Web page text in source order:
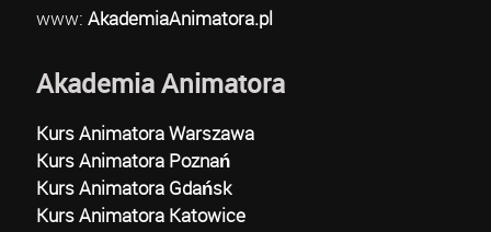
www: AkademiaAnimatora.pl
Akademia Animatora
Kurs Animatora Warszawa
Kurs Animatora Poznań
Kurs Animatora Gdańsk
Kurs Animatora Katowice